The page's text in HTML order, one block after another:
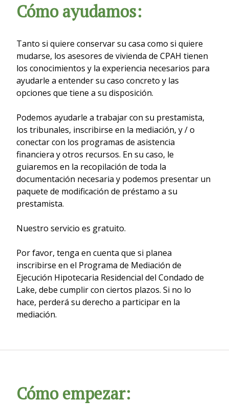
Cómo ayudamos:
Tanto si quiere conservar su casa como si quiere
mudarse, los asesores de vivienda de CPAH tienen
los conocimientos y la experiencia necesarios para
ayudarle a entender su caso concreto y las
opciones que tiene a su disposición.
Podemos ayudarle a trabajar con su prestamista,
los tribunales, inscribirse en la mediación, y / o
conectar con los programas de asistencia
financiera y otros recursos. En su caso, le
guiaremos en la recopilación de toda la
documentación necesaria y podemos presentar un
paquete de modificación de préstamo a su
prestamista.
Nuestro servicio es gratuito.
Por favor, tenga en cuenta que si planea
inscribirse en el Programa de Mediación de
Ejecución Hipotecaria Residencial del Condado de
Lake, debe cumplir con ciertos plazos. Si no lo
hace, perderá su derecho a participar en la
mediación.
Cómo empezar: